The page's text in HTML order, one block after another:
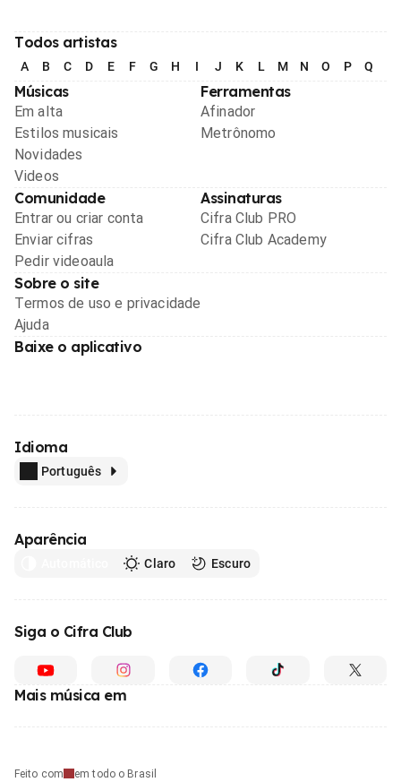
Todos artistas
A B C D E F G H I J K L M N O P Q
Músicas
Em alta
Estilos musicais
Novidades
Videos
Ferramentas
Afinador
Metrônomo
Comunidade
Entrar ou criar conta
Enviar cifras
Pedir videoaula
Assinaturas
Cifra Club PRO
Cifra Club Academy
Sobre o site
Termos de uso e privacidade
Ajuda
Baixe o aplicativo
Idioma
Português
Aparência
Claro Escuro
Siga o Cifra Club
Mais música em
Feito com em todo o Brasil